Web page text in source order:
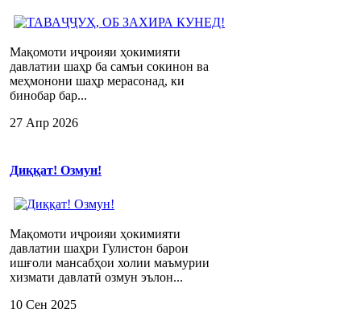
Мақомоти иҷроияи ҳокимияти
давлатии шаҳр ба самъи сокинон ва
меҳмонони шаҳр мерасонад, ки
бинобар бар...
27 Апр 2026
Диққат! Озмун!
Мақомоти иҷроияи ҳокимияти
давлатии шаҳри Гулистон барои
ишғоли мансабҳои холии маъмурии
хизмати давлатӣ озмун эълон...
10 Сен 2025